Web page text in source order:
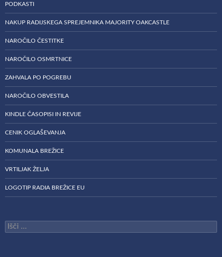
PODKASTI
NAKUP RADIJSKEGA SPREJEMNIKA MAJORITY OAKCASTLE
NAROČILO ČESTITKE
NAROČILO OSMRTNICE
ZAHVALA PO POGREBU
NAROČILO OBVESTILA
KINDLE ČASOPISI IN REVIJE
CENIK OGLAŠEVANJA
KOMUNALA BREŽICE
VRTILJAK ŽELJA
LOGOTIP RADIA BREŽICE EU
Išči: